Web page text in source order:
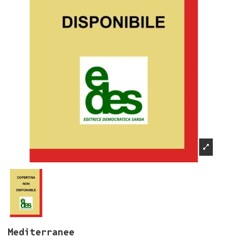
Mediterranee